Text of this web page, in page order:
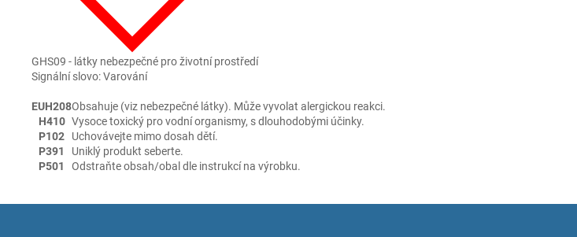
GHS09 - látky nebezpečné pro životní prostředí
Signální slovo: Varování
EUH208Obsahuje (viz nebezpečné látky). Může vyvolat alergickou reakci.
H410 Vysoce toxický pro vodní organismy, s dlouhodobými účinky.
P102
Uchovávejte mimo dosah dětí.
P391
Uniklý produkt seberte.
P501
Odstraňte obsah/obal dle instrukcí na výrobku.